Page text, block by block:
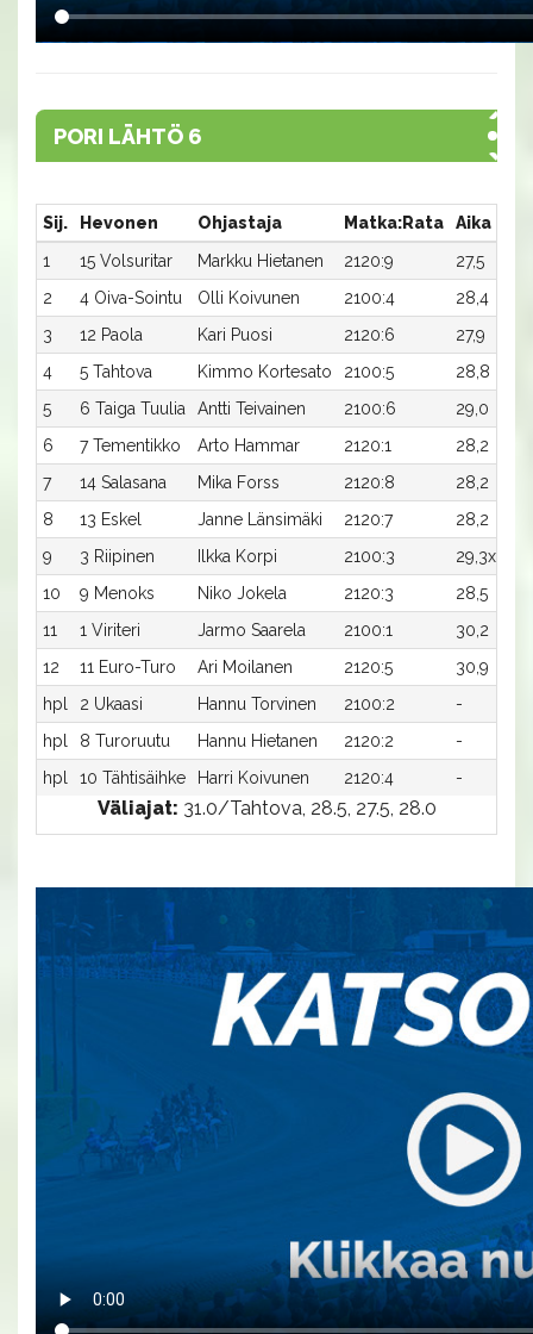
PORI LÄHTÖ 6
Sij. Hevonen Ohjastaja Matka:Rata Aika
1
15 Volsuritar Markku Hietanen 2120:9 27,5
2
4 Oiva-Sointu Olli Koivunen 2100:4 28,4
3
12 Paola Kari Puosi 2120:6 27,9
4
5 Tahtova Kimmo Kortesato 2100:5 28,8
5
6 Taiga Tuulia Antti Teivainen 2100:6 29,0
6
7 Tementikko Arto Hammar 2120:1 28,2
7
14 Salasana Mika Forss 2120:8 28,2
8
13 Eskel Janne Länsimäki 2120:7 28,2
9
3 Riipinen Ilkka Korpi 2100:3 29,3x
10
9 Menoks Niko Jokela 2120:3 28,5
11
1 Viriteri Jarmo Saarela 2100:1 30,2
12
11 Euro-Turo Ari Moilanen 2120:5 30,9
hpl
2 Ukaasi Hannu Torvinen 2100:2 -
hpl
8 Turoruutu Hannu Hietanen 2120:2 -
hpl
10 Tähtisäihke Harri Koivunen 2120:4 -
Väliajat: 31.0/Tahtova, 28.5, 27.5, 28.0